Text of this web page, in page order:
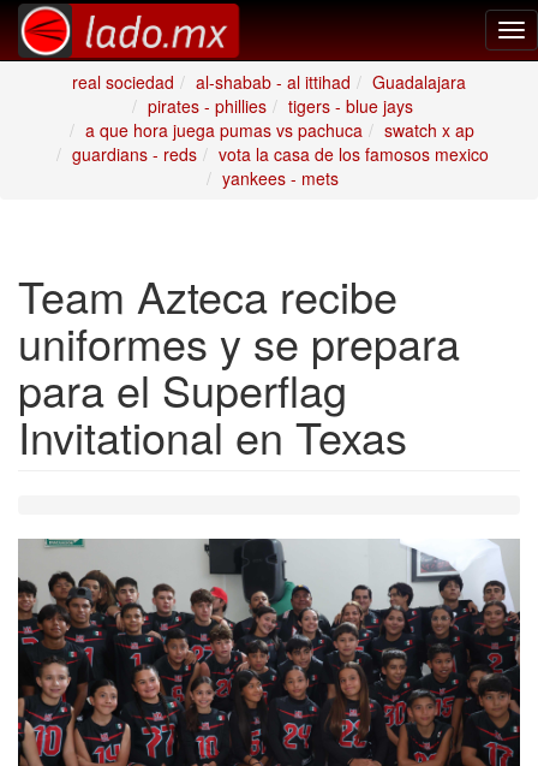
real sociedad
al-shabab - al ittihad
Guadalajara
pirates - phillies
tigers - blue jays
a que hora juega pumas vs pachuca
swatch x ap
guardians - reds
vota la casa de los famosos mexico
yankees - mets
Team Azteca recibe
uniformes y se prepara
para el Superflag
Invitational en Texas